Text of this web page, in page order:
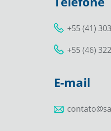
+55 (41)
+55 (46)
E-mail